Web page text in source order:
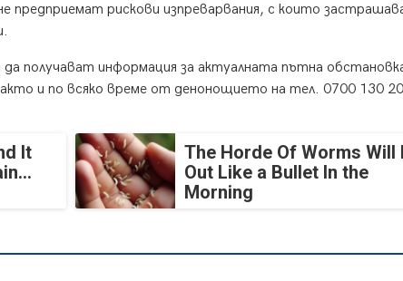
предприемат рискови изпреварвания, с които
получават информация за актуалната пътна
и по всяко време от денонощието на тел. 0700 130
It
The Horde Of Worms Will
Out Like a Bullet In the
Morning